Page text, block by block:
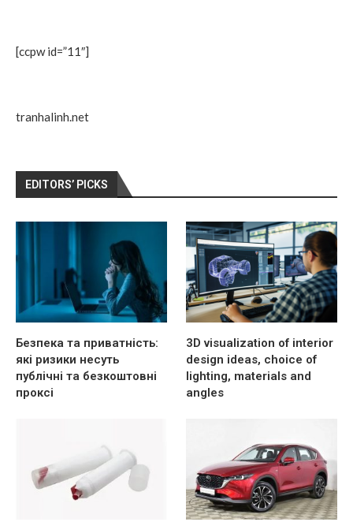
[ccpw id=”11″]
tranhalinh.net
EDITORS’ PICKS
Безпека та приватність:
які ризики несуть
публічні та безкоштовні
проксі
3D visualization of interior
design ideas, choice of
lighting, materials and
angles